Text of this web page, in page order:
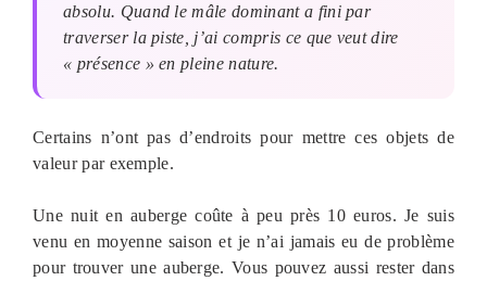
absolu. Quand le mâle dominant a fini par
traverser la piste, j’ai compris ce que veut dire
« présence » en pleine nature.
Certains n’ont pas d’endroits pour mettre ces objets de
valeur par exemple.
Une nuit en auberge coûte à peu près 10 euros. Je suis
venu en moyenne saison et je n’ai jamais eu de problème
pour trouver une auberge. Vous pouvez aussi rester dans